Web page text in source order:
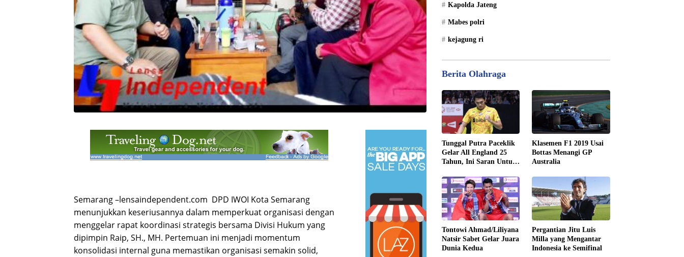
Semarang –lensaindependent.com DPD IWOI Kota Semarang
menunjukkan keseriusannya dalam memperkuat organisasi dengan
menggelar rapat koordinasi strategis bersama Divisi Hukum yang
dipimpin Raip, SH., MH. Pertemuan ini menjadi momentum
konsolidasi internal guna memastikan organisasi semakin solid,
Kapolda Jateng
Mabes polri
kejagung ri
Berita Olahraga
Tunggal Putra Paceklik
Gelar All England 25
Tahun, Ini Saran Untuk
Klasemen F1 2019 Usai
Bottas Menangi GP
Australia
Tontowi Ahmad/Liliyana
Natsir Sabet Gelar Juara
Dunia Kedua
Pergantian Jitu Luis
Milla yang Mengantar
Indonesia ke Semifinal